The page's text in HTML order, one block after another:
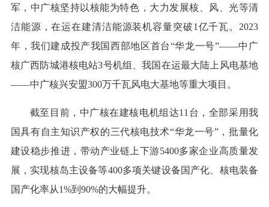
军，中广核坚持以核能为特色，大力发展核、风、光等清
洁能源，在运在建清洁能源装机容量突破1亿千瓦。2023
年，我们建成投产我国西部地区首台“华龙一号”——中广
核广西防城港核电站3号机组、我国在运最大陆上风电基地
——中广核兴安盟300万千瓦风电大基地等重大项目。
截至目前，中广核在建核电机组达11台，全部采用我
国具有自主知识产权的三代核电技术“华龙一号”，批量化
建设稳步推进，带动产业链上下游5400多家企业高质量发
展，实现核岛主设备等400多项关键设备国产化、核电装备
国产化率从1%到90%的大幅提升。